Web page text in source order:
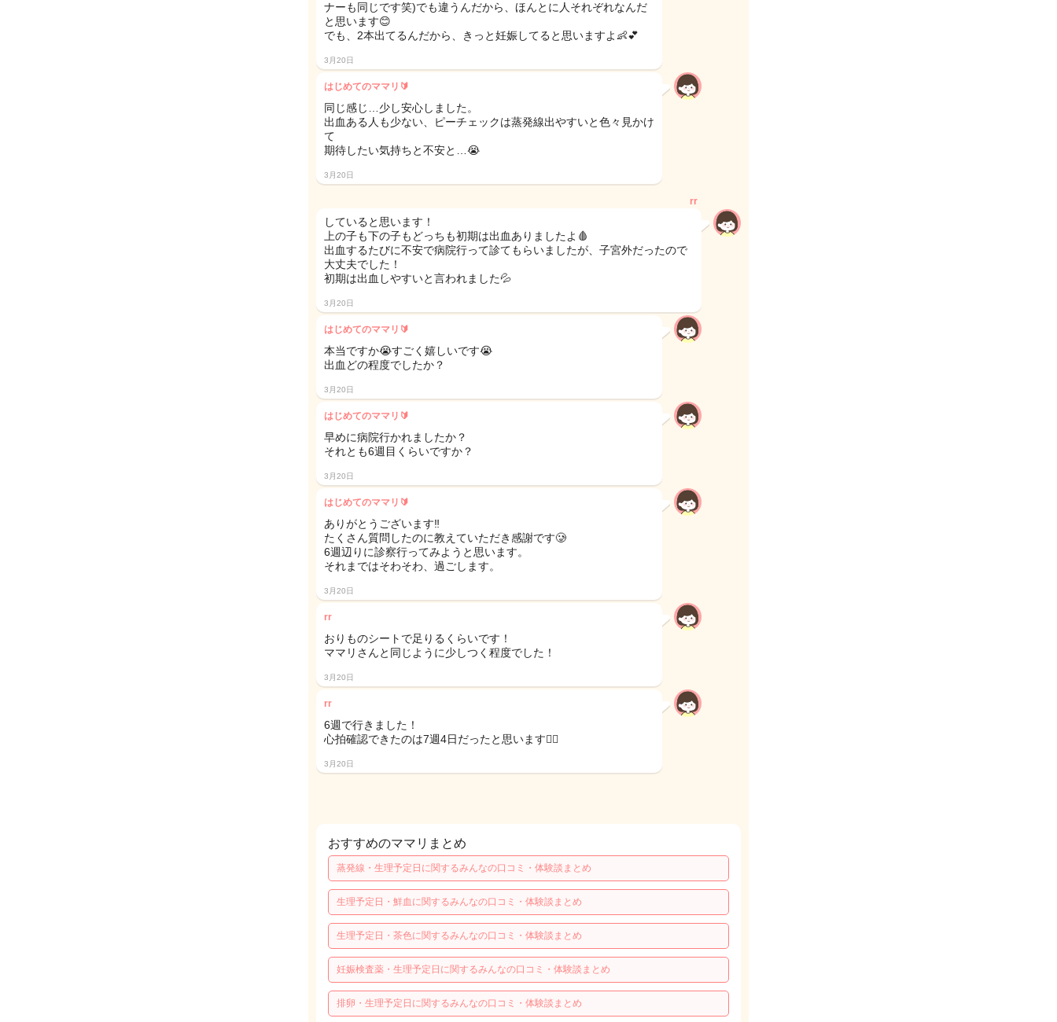
ナーも同じです笑)でも違うんだから、ほんとに人それぞれなんだ
と思います😊
でも、2本出てるんだから、きっと妊娠してると思いますよ👶︎💕︎
3月20日
はじめてのママリ🔰
同じ感じ…少し安心しました。
出血ある人も少ない、ピーチェックは蒸発線出やすいと色々見かけ
て
期待したい気持ちと不安と…😭
3月20日
rr
していると思います！
上の子も下の子もどっちも初期は出血ありましたよ🩸
出血するたびに不安で病院行って診てもらいましたが、子宮外だったので
大丈夫でした！
初期は出血しやすいと言われました💦
3月20日
はじめてのママリ🔰
本当ですか😭すごく嬉しいです😭
出血どの程度でしたか？
3月20日
はじめてのママリ🔰
早めに病院行かれましたか？
それとも6週目くらいですか？
3月20日
はじめてのママリ🔰
ありがとうございます‼︎
たくさん質問したのに教えていただき感謝です🥲
6週辺りに診察行ってみようと思います。
それまではそわそわ、過ごします。
3月20日
rr
おりものシートで足りるくらいです！
ママリさんと同じように少しつく程度でした！
3月20日
rr
6週で行きました！
心拍確認できたのは7週4日だったと思います🙋‍♀️
3月20日
おすすめのママリまとめ
蒸発線・生理予定日に関するみんなの口コミ・体験談まとめ
生理予定日・鮮血に関するみんなの口コミ・体験談まとめ
生理予定日・茶色に関するみんなの口コミ・体験談まとめ
妊娠検査薬・生理予定日に関するみんなの口コミ・体験談まとめ
排卵・生理予定日に関するみんなの口コミ・体験談まとめ